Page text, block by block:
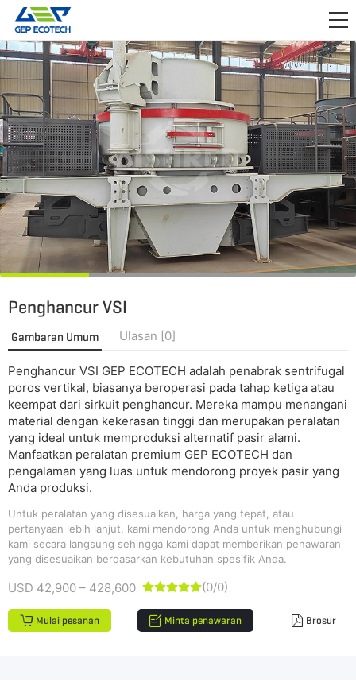
APLIKASI
RILIS
TENTANG KAMI
HUBUNGI KAMI

Penghancur VSI
Gambaran Umum Ulasan [0]
Penghancur VSI GEP ECOTECH adalah penabrak sentrifugal
poros vertikal, biasanya beroperasi pada tahap ketiga atau
keempat dari sirkuit penghancur. Mereka mampu menangani
material dengan kekerasan tinggi dan merupakan peralatan
yang ideal untuk memproduksi alternatif pasir alami.
Manfaatkan peralatan premium GEP ECOTECH dan
pengalaman yang luas untuk mendorong proyek pasir yang
Anda produksi.
Untuk peralatan yang disesuaikan, harga yang tepat, atau
pertanyaan lebih lanjut, kami mendorong Anda untuk menghubungi
kami secara langsung sehingga kami dapat memberikan penawaran
yang disesuaikan berdasarkan kebutuhan spesifik Anda.
USD 42,900 – 428,600 (0/0)
Mulai pesanan Minta penawaran Brosur